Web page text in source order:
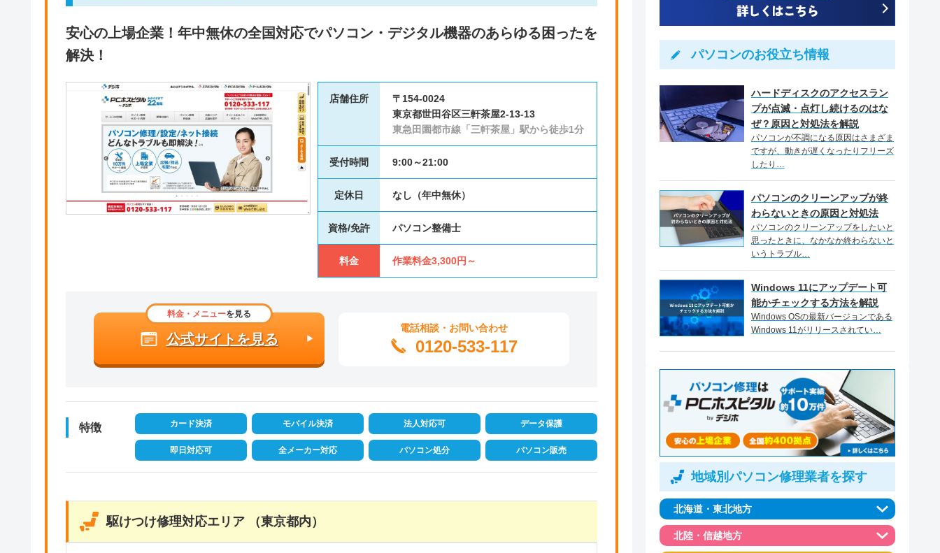
安心の上場企業！年中無休の全国対応でパソコン・デジタル機器のあらゆる困ったを
解決！
店舗住所
〒154-0024
東京都世田谷区三軒茶屋2-13-13
東急田園都市線「三軒茶屋」駅から徒歩1分
受付時間 9:00～21:00
定休日 なし（年中無休）
資格/免許 パソコン整備士
料金 作業料金3,300円～
料金・メニューを見る
公式サイトを見る
電話相談・お問い合わせ
0120-533-117
特徴 カード決済 モバイル決済 法人対応可 データ保護
即日対応可 全メーカー対応 パソコン処分 パソコン販売
駆けつけ修理対応エリア （東京都内）
パソコンのお役立ち情報
ハードディスクのアクセスラン
プが点滅・点灯し続けるのはな
ぜ？原因と対処法を解説
パソコンが不調になる原因はさまざま
ですが、動きが遅くなったりフリーズ
したり…
パソコンのクリーンアップが終
わらないときの原因と対処法
パソコンのクリーンアップをしたいと
思ったときに、なかなか終わらないと
いうトラブル…
Windows 11にアップデート可
能かチェックする方法を解説
Windows OSの最新バージョンである
Windows 11がリリースされてい…
地域別パソコン修理業者を探す
北海道・東北地方
北陸・信越地方